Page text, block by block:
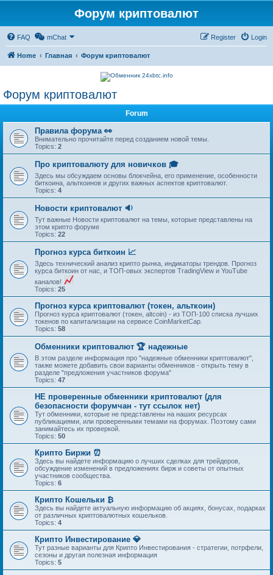
Форум криптовалют
FAQ mChat Login
Register
Home Главная Форум криптовалют
Форум криптовалют
Forum
Правила форума 👀
Внимательно прочитайте перед созданием новой темы.
Topics: 2
Про криптовалюту для новичков 🎓
Здесь мы обсуждаем основы блокчейна, его применение, особенности
биткоина, альткоинов и других важных аспектов криптовалют.
Topics: 4
Новости криптовалют 🔉
Тут важные Новости криптовалют на темы, которые представлены на
этом крипто форуме
Topics: 22
Прогноз курса биткоин 📈
Здесь технический анализ крипто рынка, индикаторы трендов. Прогноз
курса биткоин от нас, и ТОП-овых экспертов TradingView и YouTube
каналов!
Topics: 25
Прогноз курса криптовалют (токен, альткоин)
Прогноз курса криптовалют (токен, altcoin) - из ТОП-100 списка лучших
токенов по капитализации на сервисе CoinMarketCap.
Topics: 58
Обменники криптовалют 🏆 надежные
В этом разделе информация про "надежные обменники криптовалют",
также можете добавить свои варианты обменников - открыть тему в
разделе "предложения участников форума"
Topics: 47
НЕ проверенные обменники криптовалют (для
безопасности форумчан - тут ссылок нет)
Тут обменники, которые не представлены на наших ресурсах
публикациями, или проверенными темами на форумах. Поэтому сами
занимайтесь их проверкой.
Topics: 50
Крипто Биржи ⏰
Здесь вы найдете информацию о лучших сделках для трейдеров,
обсуждение изменений в предложениях бирж и советы от опытных
участников сообщества.
Topics: 6
Крипто Кошельки ₿
Здесь вы найдете актуальную информацию об акциях, бонусах, подарках
от различных криптовалютных кошельков.
Topics: 4
Крипто Инвестирование 💎
Тут разные варианты для Крипто Инвестирования - стратегии, потрфели,
сезоны и другая полезная информация
Topics: 5